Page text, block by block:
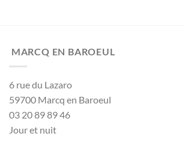
MARCQ EN BAROEUL
6 rue du Lazaro
59700 Marcq en Baroeul
03 20 89 89 46
Jour et nuit